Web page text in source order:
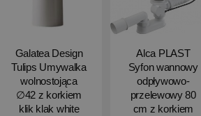
Galatea Design
Tulips Umywalka
wolnostojąca
∅42 z korkiem
klik klak white
Alca PLAST
Syfon wannowy
odpływowo-
przelewowy 80
cm z korkiem